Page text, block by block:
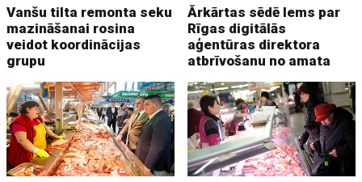
Vanšu tilta remonta seku
mazināšanai rosina
veidot koordinācijas
grupu
Ārkārtas sēdē lems par
Rīgas digitālās
aģentūras direktora
atbrīvošanu no amata